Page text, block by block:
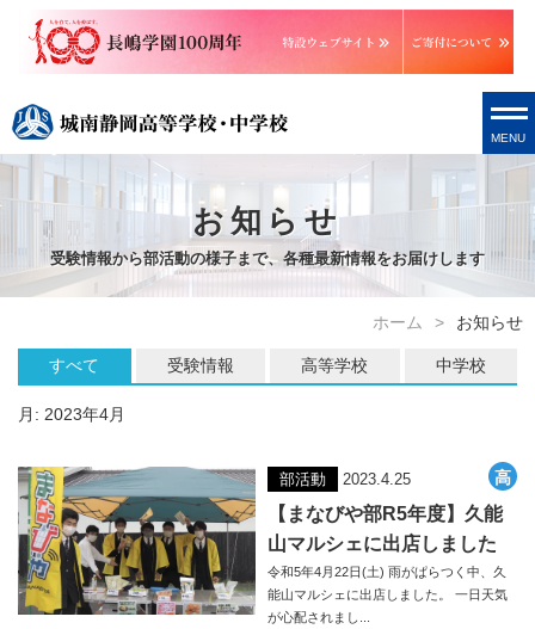
MENU
お知らせ
受験情報から部活動の様子まで、各種最新情報をお届けします
ホーム お知らせ
すべて 受験情報 高等学校 中学校
月: 2023年4月
部活動 2023.4.25
【まなびや部R5年度】久能
山マルシェに出店しました
令和5年4月22日(土) 雨がぱらつく中、久
能山マルシェに出店しました。 一日天気
が心配されまし...